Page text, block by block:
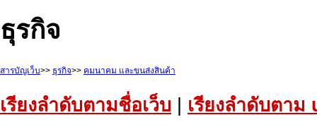
ธุรกิจ
สารบัญเว็บ>> ธุรกิจ>> คมนาคม และขนส่งสินค้า
เรียงลำดับตามชื่อเว็บ เรียงลำดับตาม